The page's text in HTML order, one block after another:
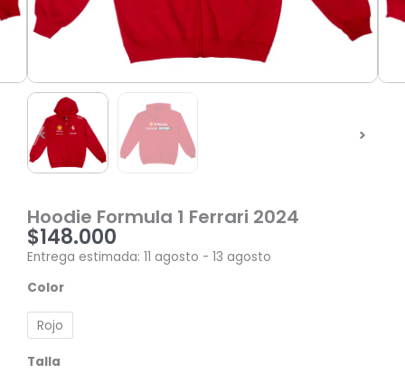
Hoodie Formula 1 Ferrari 2024
$148.000
Entrega estimada: 11 agosto - 13 agosto
Color
Rojo
Talla
Hoodie
Ferrari
2024